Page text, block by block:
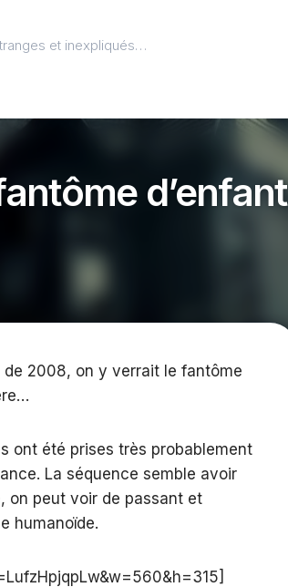
et inexpliqués…
d’enfant
2008, on y verrait le fantôme
ont été prises très probablement
La séquence semble avoir
on peut voir de passant et
humanoïde.